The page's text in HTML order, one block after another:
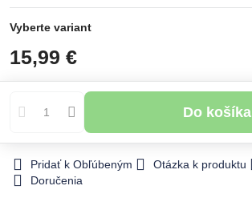
Vyberte variant
15,99 €
Do košíka
Pridať k Obľúbeným Otázka k produktu
Doručenia